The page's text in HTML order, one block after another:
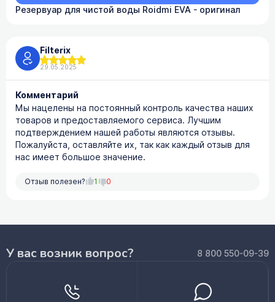
Резервуар для чистой воды Roidmi EVA - оригинал
Filterix
29.05.2025
Комментарий
Мы нацелены на постоянный контроль качества наших
товаров и предоставляемого сервиса. Лучшим
подтверждением нашей работы являются отзывы.
Пожалуйста, оставляйте их, так как каждый отзыв для
нас имеет большое значение.
Отзыв полезен? 1 0
У вас возник вопрос? 8 800 550-09-39